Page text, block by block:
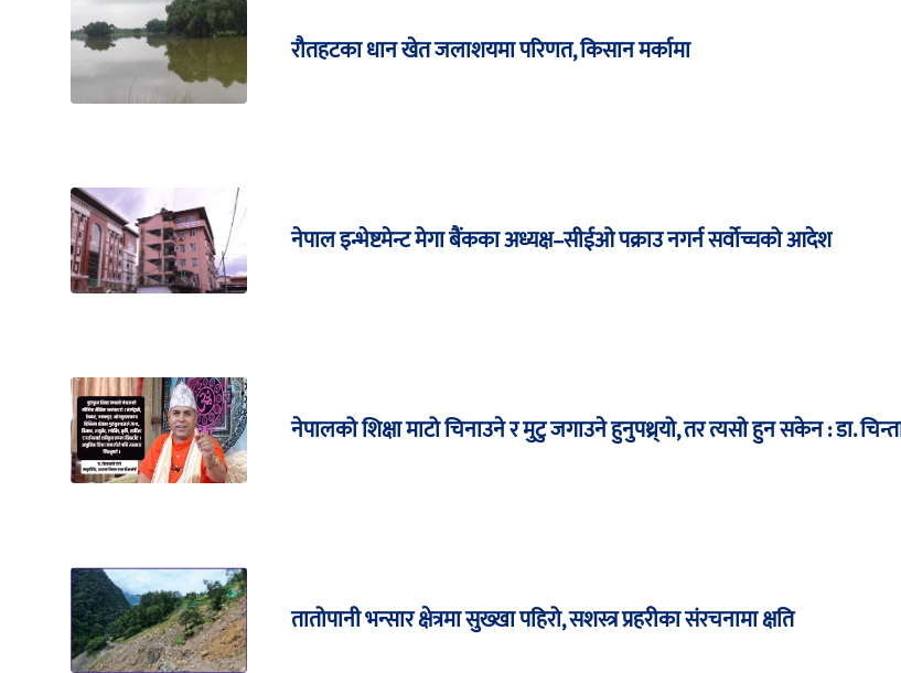
रौतहटका धान खेत जलाशयमा परिणत, किसान मर्कामा
नेपाल इन्भेष्टमेन्ट मेगा बैंकका अध्यक्ष–सीईओ पक्राउ नगर्न सर्वोच्चको आदेश
नेपालको शिक्षा माटो चिनाउने र मुटु जगाउने हुनुपथ्र्यो, तर त्यसो हुन सकेन : डा.
तातोपानी भन्सार क्षेत्रमा सुख्खा पहिरो, सशस्त्र प्रहरीका संरचनामा क्षति